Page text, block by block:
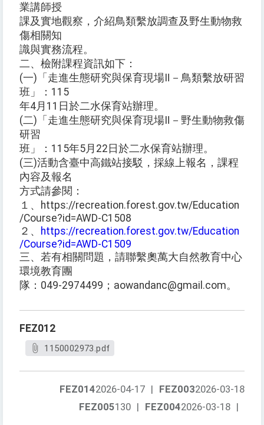
業講師授
課及實地觀察，介紹鳥類繫放調查及野生動物救
傷相關知
識與實務流程。
二、檢附課程資訊如下：
(一)「走進生態研究與保育現場Ⅱ－鳥類繫放研習
班」：115
年4月11日於二水保育站辦理。
(二)「走進生態研究與保育現場Ⅱ－野生動物救傷
研習
班」：115年5月22日於二水保育站辦理。
(三)活動含臺中高鐵站接駁，採線上報名，課程
內容及報名
方式請參閱：
１、https://recreation.forest.gov.tw/Education
/Course?id=AWD-C1508
２、 https://recreation.forest.gov.tw/Education
/Course?id=AWD-C1509
三、若有相關問題，請聯繫奧萬大自然教育中心
環境教育團
隊：049-2974499；aowandanc@gmail.com。
FEZ012
1150002973.pdf
FEZ0032026-03-18
FEZ0142026-04-17 |
FEZ0042026-03-18 |
FEZ005130 |